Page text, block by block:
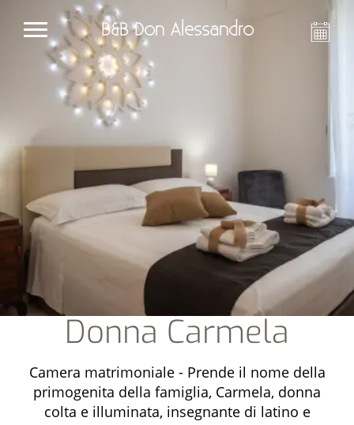
B&B Don Alessandro
Donna Carmela
Camera matrimoniale - Prende il nome della
primogenita della famiglia, Carmela, donna
colta e illuminata, insegnante di latino e